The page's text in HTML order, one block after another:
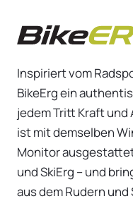
Inspiriert vom
BikeErg ein
jedem Tritt Kraft und
ist mit demselben
Monitor
und SkiErg – und
aus dem Rudern